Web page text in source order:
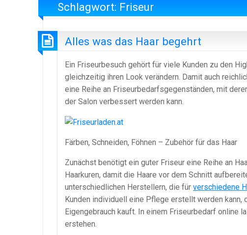
Schlagwort: Friseur
Alles was das Haar begehrt
Ein Friseurbesuch gehört für viele Kunden zu den
gleichzeitig ihren Look verändern. Damit auch
eine Reihe an Friseurbedarfsgegenständen, mit
der Salon verbessert werden kann.
Färben, Schneiden, Föhnen – Zubehör für das Haar
Zunächst benötigt ein guter Friseur eine Reihe an
Haarkuren, damit die Haare vor dem Schnitt
unterschiedlichen Herstellern, die für verschiedene
Kunden individuell eine Pflege erstellt werden
Eigengebrauch kauft. In einem Friseurbedarf online
erstehen.